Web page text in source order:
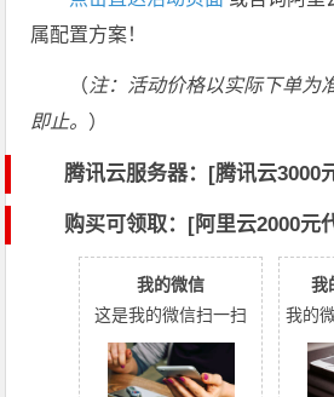
属配置方案！
（注：活动价格以实际下单为
即止。 ）
腾讯云服务器：[腾讯云3000
购买可领取：[阿里云2000元
我的微信
这是我的微信扫一扫
我
我的